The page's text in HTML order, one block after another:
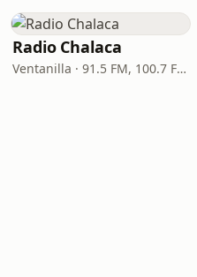
Radio Chalaca
Ventanilla · 91.5 FM, 100.7 FM, 890 AM